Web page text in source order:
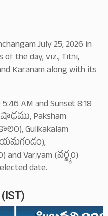
July 25, 2026 in
the day, viz., Tithi,
Karanam along with its
AM and Sunset 8:18
Paksham
Gulikakalam
(యమగండం),
Varjyam (వర్జ్యం)
date.